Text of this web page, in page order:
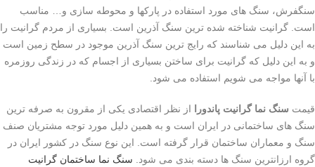
سنگفرش، سنگ های مورد استفاده در پارکها و محوطه سازی و
مناسب
است. گرانیت شناخته شده ترین سنگ آذرین است. بسیاری از مردم گرانیت را
به این دلیل می شناسند که رایج ترین سنگ آذرین موجود در سطح زمین است
و به این دلیل که گرانیت برای ساختن بسیاری از اجسام که در زندگی روزمره
با آنها مواجه می شویم استفاده می شود
قیمت سنگ نما گرانیت پاندورا از نظر اقتصادی یکی از مقرون به صرفه ترین
سنگ های ساختمانی در ایران است و به همین دلیل مورد توجه مشتریان صنف
سنگ و معماران ساختمان قرار گرفته است. این نوع سنگ در کشور ایران در
گروه ارزانترین سنگ ها دسته بندی می شود.
سنگ نما ساختمان گرانیت